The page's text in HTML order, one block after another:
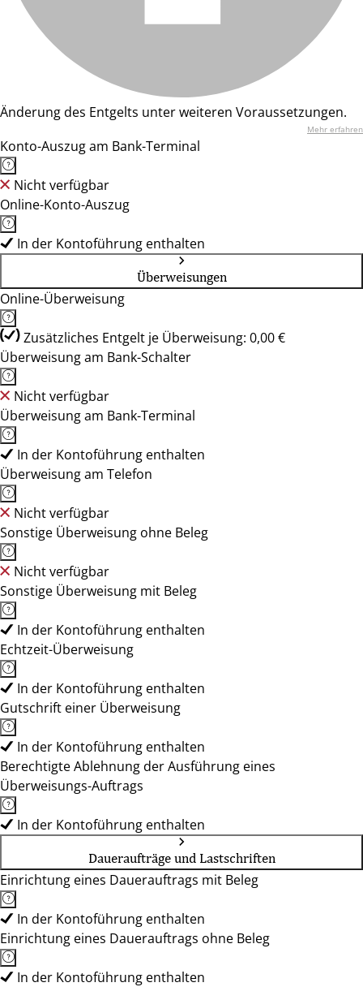
Änderung des Entgelts unter weiteren Voraussetzungen.
Mehr erfahren
Konto-Auszug am Bank-Terminal
Nicht verfügbar
Online-Konto-Auszug
In der Kontoführung enthalten
Überweisungen
Online-Überweisung
Zusätzliches Entgelt je Überweisung: 0,00 €
Überweisung am Bank-Schalter
Nicht verfügbar
Überweisung am Bank-Terminal
In der Kontoführung enthalten
Überweisung am Telefon
Nicht verfügbar
Sonstige Überweisung ohne Beleg
Nicht verfügbar
Sonstige Überweisung mit Beleg
In der Kontoführung enthalten
Echtzeit-Überweisung
In der Kontoführung enthalten
Gutschrift einer Überweisung
In der Kontoführung enthalten
Berechtigte Ablehnung der Ausführung eines
Überweisungs-Auftrags
In der Kontoführung enthalten
Daueraufträge und Lastschriften
Einrichtung eines Dauerauftrags mit Beleg
In der Kontoführung enthalten
Einrichtung eines Dauerauftrags ohne Beleg
In der Kontoführung enthalten